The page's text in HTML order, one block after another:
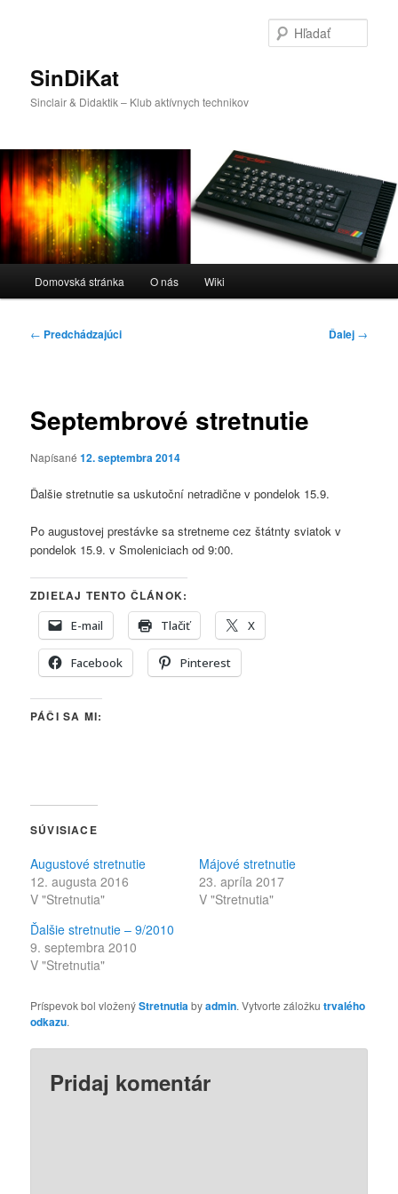
SinDiKat
Sinclair & Didaktik – Klub aktívnych technikov
Domovská stránka O nás Wiki
Navigácia
← Predchádzajúci Ďalej →
Septembrové stretnutie
Napísané12. septembra 2014
Ďalšie stretnutie sa uskutoční netradične v pondelok 15.9.
Po augustovej prestávke sa stretneme cez štátnty sviatok v
pondelok 15.9. v Smoleniciach od 9:00.
ZDIEĽAJ TENTO ČLÁNOK:
E-mail
Tlačiť X
Facebook Pinterest
PÁČI SA MI:
SÚVISIACE
Augustové stretnutie
12. augusta 2016
V "Stretnutia"
Májové stretnutie
23. apríla 2017
V "Stretnutia"
Ďalšie stretnutie – 9/2010
9. septembra 2010
V "Stretnutia"
Príspevok bol vloženýStretnutiabyadmin. Vytvorte záložkutrvalého
odkazu.
Pridaj komentár